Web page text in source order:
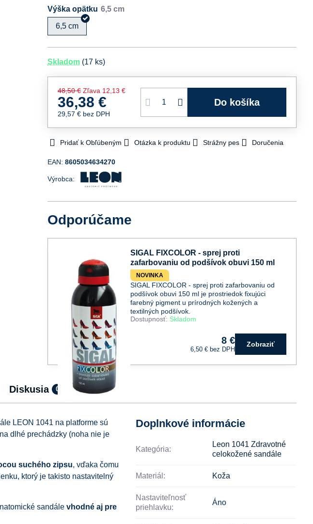
Výška opätku
6,5 cm
Skladom (17 ks)
48,50 € Zľava 12,13 €
36,38 €
29,57 € bez DPH
Do košíka
Pridať k Obľúbeným Otázka k produktu Strážny pes Doručenia
EAN:8605034634270
Výrobca:
Odporúčame
SIGAL FIXCOLOR - sprej proti
zafarbovaniu od podšívok obuvi 150 ml
NOVINKA
SIGAL FIXCOLOR - sprej proti zafarbovaniu od
podšívok obuvi 150 ml je prostriedok fixujúci
farebný pigment u prírodných kožených a
textilných podšívok.
Dostupnosť: Skladom
8 €
6,50 € bez DPH
Zobraziť
Diskusia 0
LEON 1041 na platforme sú
dlhé prechádzky (noha nie je
suchého zipsu, vďaka čomu
ktorý je takisto nastavitelný
sandále vhodné aj pre
Doplnkové informácie
Kategória:
Leon 1041 Zdravotné
celokožené sandále
Materiál: Koža
Nastaviteľnosť
priehlavku:
Áno